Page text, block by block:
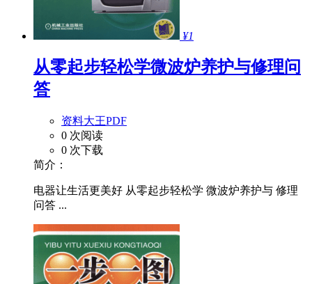
¥1
从零起步轻松学微波炉养护与修理问
答
资料大王PDF
0 次阅读
0 次下载
简介：
电器让生活更美好 从零起步轻松学 微波炉养护与 修理
问答 ...